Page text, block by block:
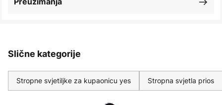
Slične kategorije
Stropne svjetiljke za kupaonicu yes Stropna svjetla prios